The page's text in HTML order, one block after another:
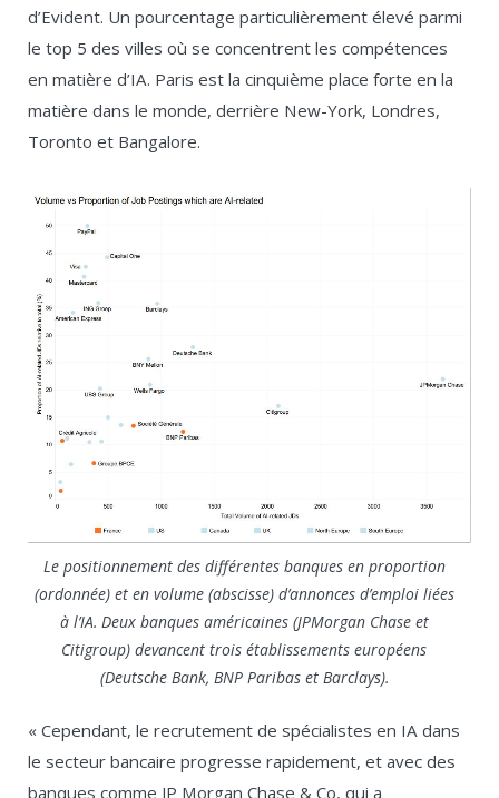
d’Evident. Un pourcentage particulièrement élevé parmi
le top 5 des villes où se concentrent les compétences
en matière d’IA. Paris est la cinquième place forte en la
matière dans le monde, derrière New-York, Londres,
Toronto et Bangalore.
Le positionnement des différentes banques en proportion
(ordonnée) et en volume (abscisse) d’annonces d’emploi liées
à l’IA. Deux banques américaines (JPMorgan Chase et
Citigroup) devancent trois établissements européens
(Deutsche Bank, BNP Paribas et Barclays).
« Cependant, le recrutement de spécialistes en IA dans
le secteur bancaire progresse rapidement, et avec des
banques comme JP Morgan Chase & Co, qui a